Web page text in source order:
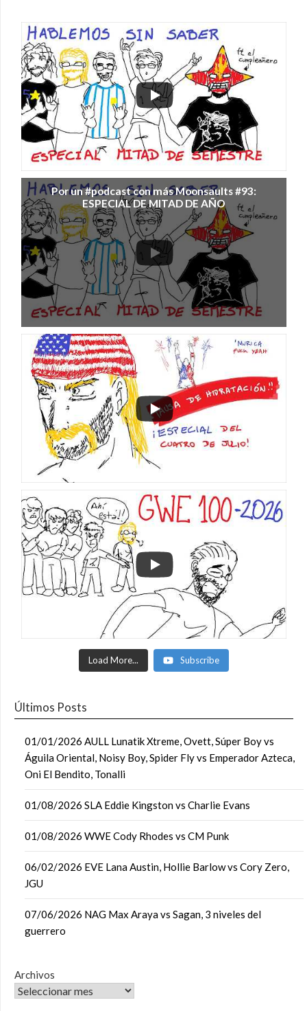
Por un #podcast con más Moonsaults #93:
ESPECIAL DE MITAD DE AÑO
Load More... Subscribe
Últimos Posts
01/01/2026 AULL Lunatik Xtreme, Ovett, Súper Boy vs
Águila Oriental, Noisy Boy, Spider Fly vs Emperador Azteca,
Oni El Bendito, Tonalli
01/08/2026 SLA Eddie Kingston vs Charlie Evans
01/08/2026 WWE Cody Rhodes vs CM Punk
06/02/2026 EVE Lana Austin, Hollie Barlow vs Cory Zero,
JGU
07/06/2026 NAG Max Araya vs Sagan, 3 niveles del
guerrero
Archivos